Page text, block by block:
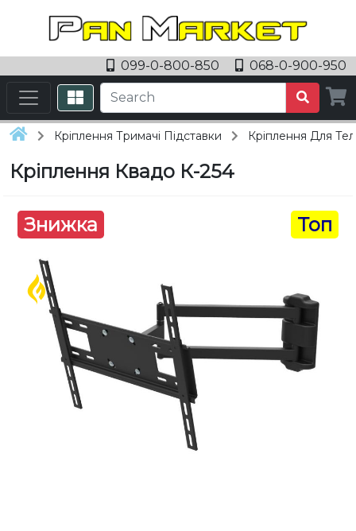
099-0-800-850 068-0-900-950
Кріплення Тримачі Підставки Кріплення Для
Кріплення Квадо К-254
Знижка Топ